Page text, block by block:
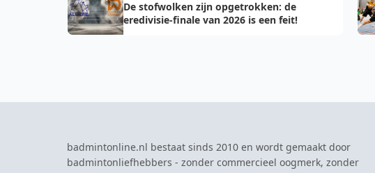
De stofwolken zijn opgetrokken: de
eredivisie-finale van 2026 is een feit!
badmintonline.nl bestaat sinds 2010 en wordt gemaakt door
badmintonliefhebbers - zonder commercieel oogmerk, zonder